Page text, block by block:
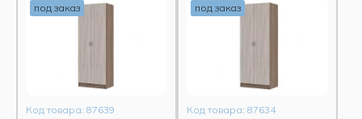
под заказ
Код товара: 87639
под заказ
Код товара: 87634